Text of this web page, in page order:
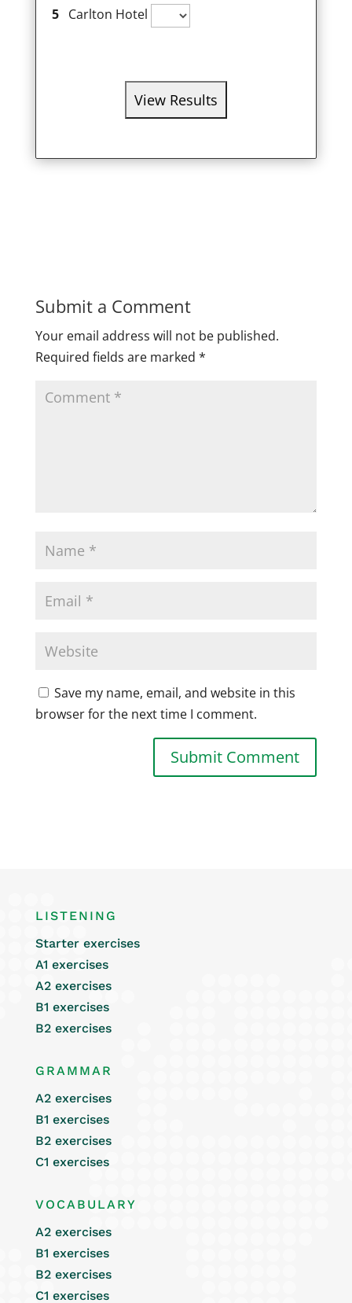
5Carlton Hotel
Submit a Comment
Your email address will not be published.
Required fields are marked *
Save my name, email, and website in this
browser for the next time I comment.
LISTENING
Starter exercises
A1 exercises
A2 exercises
B1 exercises
B2 exercises
GRAMMAR
A2 exercises
B1 exercises
B2 exercises
C1 exercises
VOCABULARY
A2 exercises
B1 exercises
B2 exercises
C1 exercises